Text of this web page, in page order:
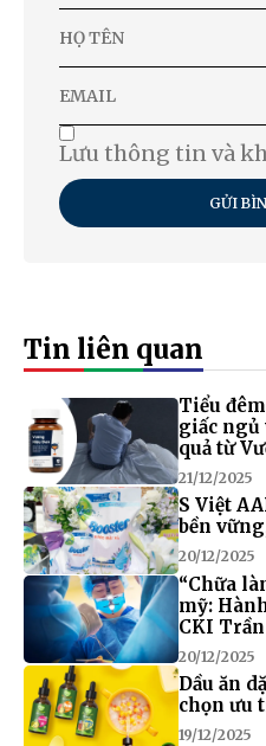
Lưu thông tin và
GỬI
Tin liên quan
Tiểu
giấc ngủ
quả từ
21/12/2025
S Việt
bền
20/12/2025
“Chữa
mỹ:
CKI
20/12/2025
Dầu ăn
chọn ưu
19/12/2025